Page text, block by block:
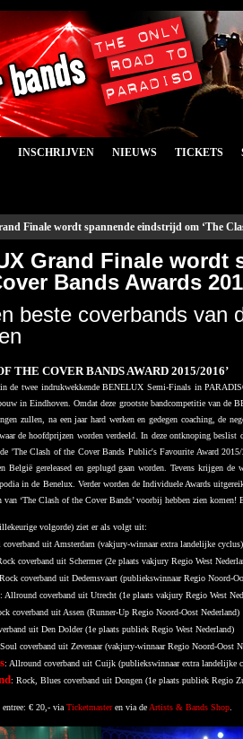
INSCHRIJVEN NIEUWS TICKETS
Finale wordt spannende eindstrijd om ‘The
Grand Finale wordt
Bands Awards
beste coverbands van
THE COVER BANDS AWARD 2015/2016’
de twee indrukwekkende BENELUX Semi-Finals in
in Eindhoven. Omdat deze grootste bandcompetitie van de
zullen, na een jaar hard werken en gedegen coaching, de
de hoofdprijzen worden verdeeld. In deze ontknoping
'The Clash of the Cover Bands Public's Favourite Award
België gereleased en geplugd gaan worden. Tevens krijgen
podia in de Benelux. Verder worden de Individuele Awards
van ‘The Clash of the Cover Bands’ voorbij hebben zien
volgorde) ziet er als volgt uit:
coverband uit Amsterdam (vakjury-winnaar extra landelijke cyclus)
coverband uit Schermer (2e plaats vakjury Regio West
coverband uit Dedemsvaart (publiekswinnaar Regio Noord-
: Allround coverband uit Utrecht (1e plaats vakjury Regio West
coverband uit Assen (Runner-Up Regio Noord-Oost Nederland)
uit Den Dolder (1e plaats publiek Regio West Nederland)
coverband uit Zevenaar (vakjury-winnaar Regio Noord-Oost
: Allround coverband uit Cuijk (publiekswinnaar extra landelijke
: Rock, Blues coverband uit Dongen (1e plaats publiek Regio
€ 20,- via Ticketmasteren via de Artists & Bands Shop